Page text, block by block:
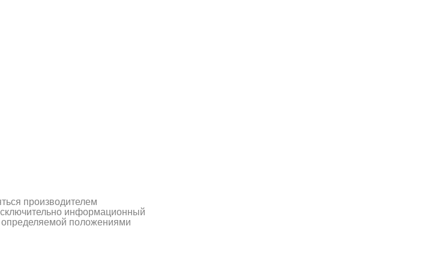
производителем
информационный
определяемой положениями